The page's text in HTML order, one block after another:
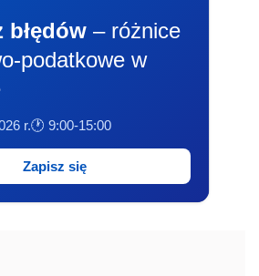
błędów – różnice
podatkowe w
r.🕐 9:00-15:00
Zapisz się